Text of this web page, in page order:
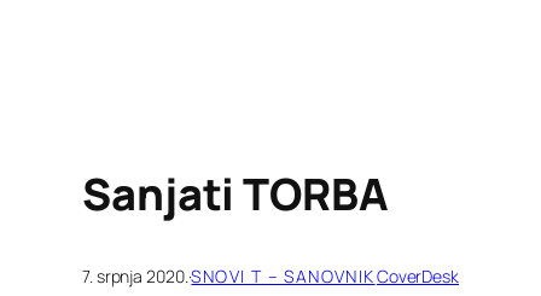
Sanjati TORBA
7. srpnja 2020. ·SNOVI T – SANOVNIKCoverDesk